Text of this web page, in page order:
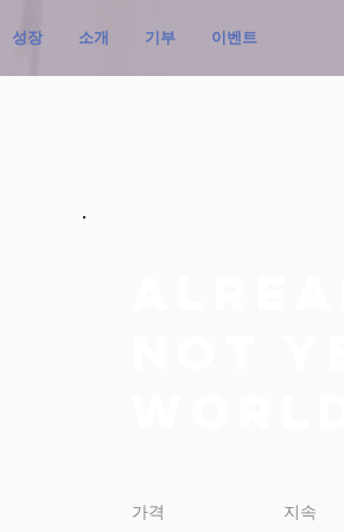
성장 소개 기부 이벤트
가격 지속